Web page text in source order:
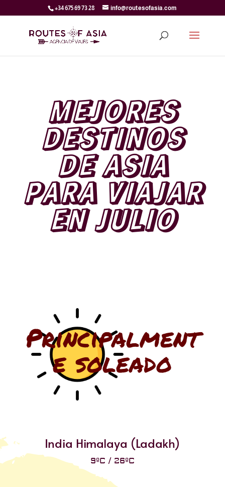
+34 675 69 73 28 info@routesofasia.com
MEJORES
DESTINOS
DE ASIA
PARA VIAJAR
EN JULIO
Principalment
e soleado
India Himalaya (Ladakh)
9ºC / 26ºC